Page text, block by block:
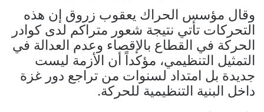
وقال مؤسس الحراك يعقوب زروق إن هذه
التحركات تأتي نتيجة شعور متراكم لدى كوادر
الحركة في القطاع بالإقصاء وعدم العدالة في
التمثيل التنظيمي، مؤكداً أن الأزمة ليست
جديدة بل امتداد لسنوات من تراجع دور غزة
داخل البنية التنظيمية للحركة.